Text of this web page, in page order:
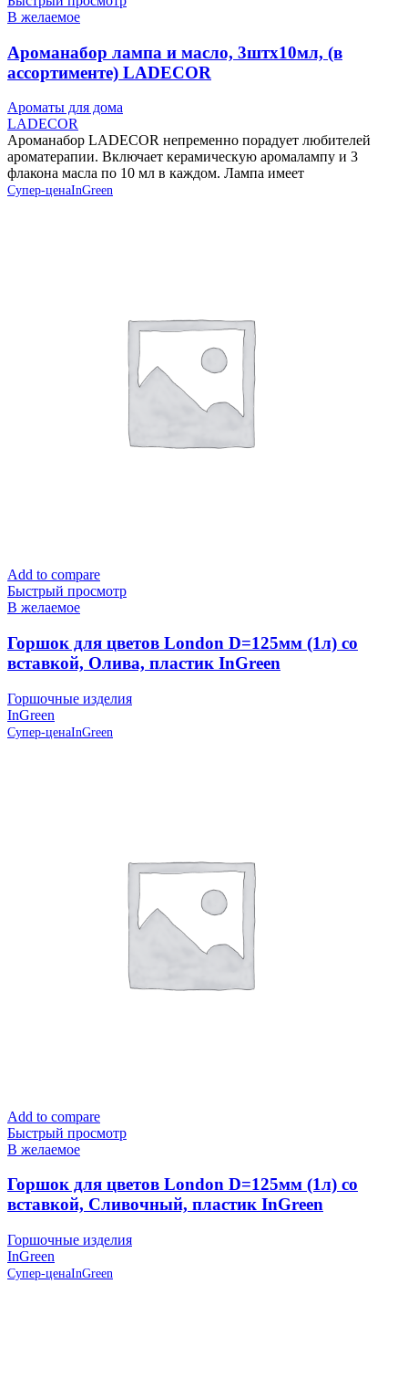
В желаемое
Ароманабор лампа и масло, 3штx10мл, (в
ассортименте) LADECOR
Ароматы для дома
LADECOR
Ароманабор LADECOR непременно порадует любителей
ароматерапии. Включает керамическую аромалампу и 3
флакона масла по 10 мл в каждом. Лампа имеет
Супер-ценаInGreen
Add to compare
Быстрый просмотр
В желаемое
Горшок для цветов London D=125мм (1л) со
вставкой, Олива, пластик InGreen
Горшочные изделия
InGreen
Супер-ценаInGreen
Add to compare
Быстрый просмотр
В желаемое
Горшок для цветов London D=125мм (1л) со
вставкой, Сливочный, пластик InGreen
Горшочные изделия
InGreen
Супер-ценаInGreen